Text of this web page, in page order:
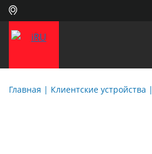
Главная | Клиентские устройства |